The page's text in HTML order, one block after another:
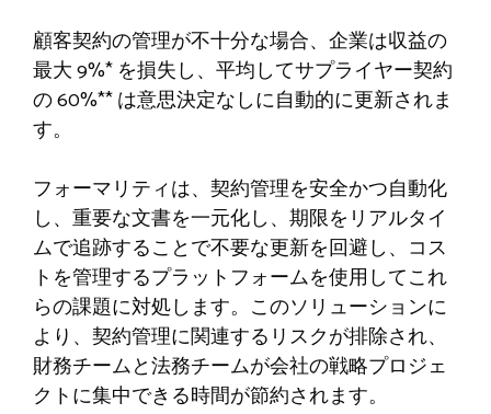
顧客契約の管理が不十分な場合、企業は収益の
最大 9%* を損失し、平均してサプライヤー契約
の 60%** は意思決定なしに自動的に更新されま
す。
フォーマリティは、契約管理を安全かつ自動化
し、重要な文書を一元化し、期限をリアルタイ
ムで追跡することで不要な更新を回避し、コス
トを管理するプラットフォームを使用してこれ
らの課題に対処します。このソリューションに
より、契約管理に関連するリスクが排除され、
財務チームと法務チームが会社の戦略プロジェ
クトに集中できる時間が節約されます。